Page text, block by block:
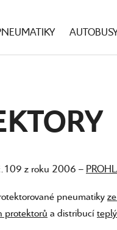
z roku 2006 –
pneumatiky
protektorů a distribucí